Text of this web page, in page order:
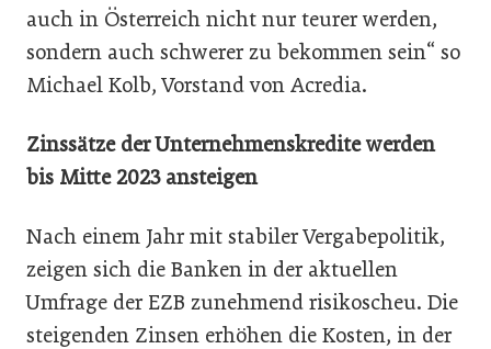
auch in Österreich nicht nur teurer werden,
sondern auch schwerer zu bekommen sein“ so
Michael Kolb, Vorstand von Acredia.
Zinssätze der Unternehmenskredite werden
bis Mitte 2023 ansteigen
Nach einem Jahr mit stabiler Vergabepolitik,
zeigen sich die Banken in der aktuellen
Umfrage der EZB zunehmend risikoscheu. Die
steigenden Zinsen erhöhen die Kosten, in der